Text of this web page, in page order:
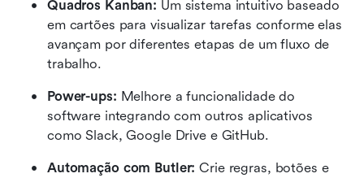
Quadros Kanban: Um sistema intuitivo baseado
em cartões para visualizar tarefas conforme elas
avançam por diferentes etapas de um fluxo de
trabalho.
Power-ups: Melhore a funcionalidade do
software integrando com outros aplicativos
como Slack, Google Drive e GitHub.
Automação com Butler: Crie regras, botões e